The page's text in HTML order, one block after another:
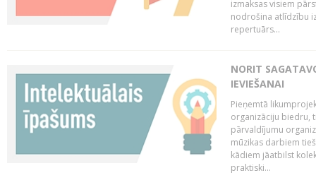
izmaksas visiem
nodrošina atlīdzību
repertuārs...
NORIT
IEVIEŠANAI
Pieņemtā
organizāciju biedru,
pārvaldījumu
mūzikas darbiem
kādiem jāatbilst
praktiski...